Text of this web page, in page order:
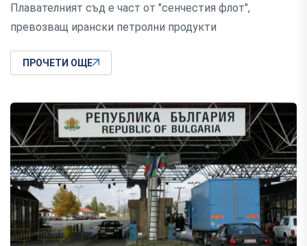
Плавателният съд е част от "сенчестия флот",
превозващ ирански петролни продукти
ПРОЧЕТИ ОЩЕ